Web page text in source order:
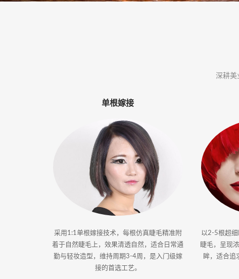
深耕美
单根嫁接
采用1:1单根嫁接技术，每根仿真睫毛精准附
着于自然睫毛上，效果清透自然，适合日常通
勤与轻妆造型，维持周期3-4周，是入门级嫁
接的首选工艺。
以2-5根超
睫毛，呈现
眸，适合追